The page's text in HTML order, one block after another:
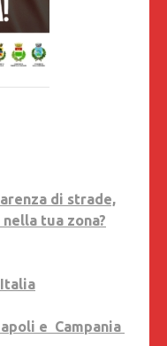
di strade,
tua zona?
e Campania